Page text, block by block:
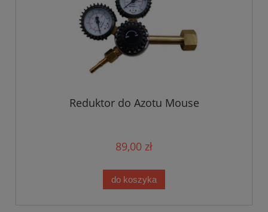
Reduktor do Azotu Mouse
89,00 zł
do koszyka